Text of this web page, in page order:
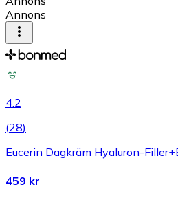
Annons
4.2
(28)
Eucerin Dagkräm Hyaluron-
459 kr